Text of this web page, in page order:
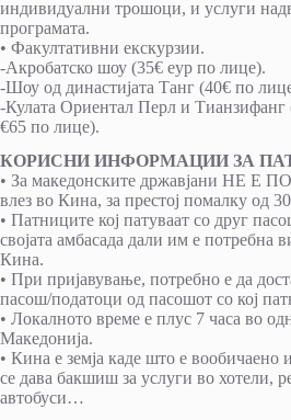
индивидуални трошоци, и услуги
програмата.
• Факултативни екскурзии.
-Акробатско шоу (35€ еур по лице).
-Шоу од династијата Танг (40€ по
-Кулата Ориентал Перл и
€65 по лице).
КОРИСНИ ИНФОРМАЦИИ ЗА
• За македонските државјани НЕ Е
влез во Кина, за престој помалку од
• Патниците кој патуваат со друг
својата амбасада дали им е потребна
Кина.
• При пријавување, потребно е да
пасош/податоци од пасошот со кој
• Локалното време е плус 7 часа во
Македонија.
• Кина е земја каде што е вообичаено
се дава бакшиш за услуги во хотели,
автобуси…